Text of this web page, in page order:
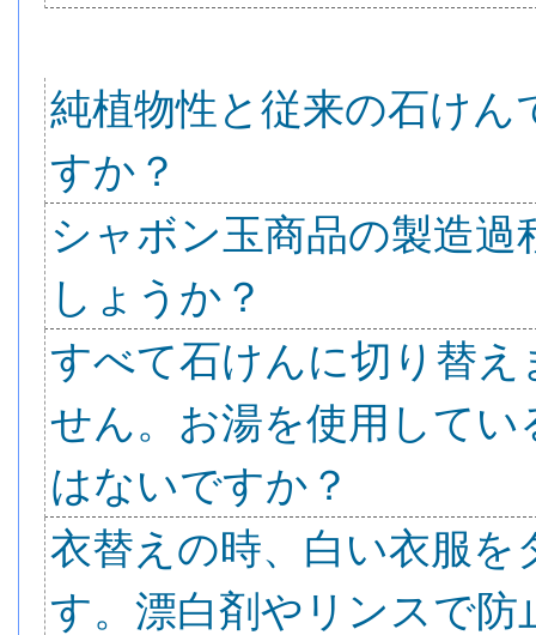
純植物性と従来の石け
すか？
シャボン玉商品の製造
しょうか？
すべて石けんに切り替
せん。お湯を使用して
はないですか？
衣替えの時、白い衣服
す。漂白剤やリンスで